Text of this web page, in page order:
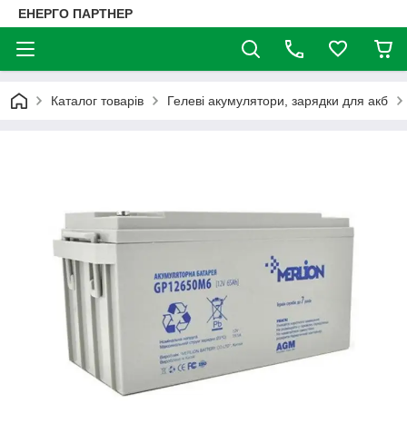
ЕНЕРГО ПАРТНЕР
Каталог товарів Гелеві акумулятори, зарядки для акб